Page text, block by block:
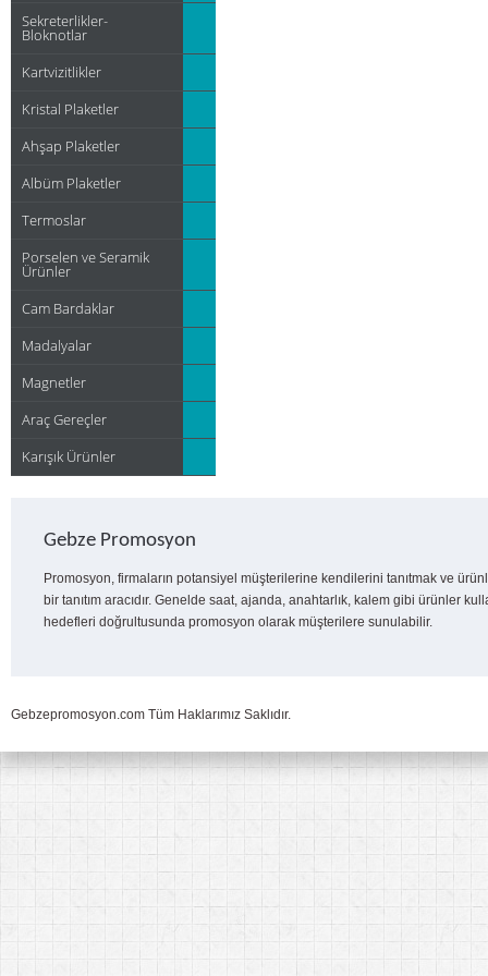
Sekreterlikler-
Bloknotlar
Kartvizitlikler
Kristal Plaketler
Ahşap Plaketler
Albüm Plaketler
Termoslar
Porselen ve Seramik
Ürünler
Cam Bardaklar
Madalyalar
Magnetler
Araç Gereçler
Karışık Ürünler
Gebze Promosyon
Promosyon, firmaların potansiyel müşterilerine kendilerini tanıtmak ve
bir tanıtım aracıdır. Genelde saat, ajanda, anahtarlık, kalem gibi ürünler
hedefleri doğrultusunda promosyon olarak müşterilere sunulabilir.
Gebzepromosyon.com Tüm Haklarımız Saklıdır.